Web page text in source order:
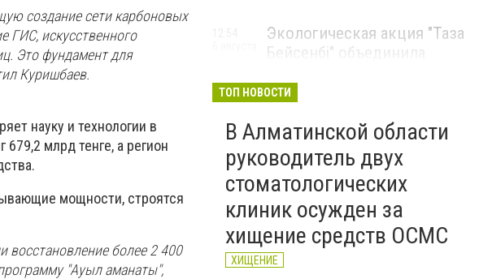
создание сети карбоновых
ГИС, искусственного
Это фундамент для
Куришбаев.
науку и технологии в
млрд тенге, а регион
мощности, строятся
восстановление более 2 400
"Ауыл аманаты",
Экологическая акция "Таза
Бейсенбі" объединила
Алматинской области
ТОП НОВОСТИ
В Алматинской области
руководитель двух
стоматологических
клиник осужден за
хищение средств ОСМС
ХИЩЕНИЕ